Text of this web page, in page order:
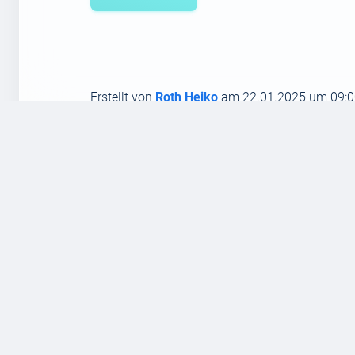
Erstellt von Roth Heiko am 22.01.2025 um